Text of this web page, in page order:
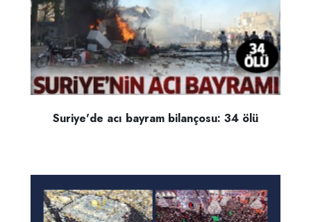
Suriye'de acı bayram bilançosu: 34 ölü